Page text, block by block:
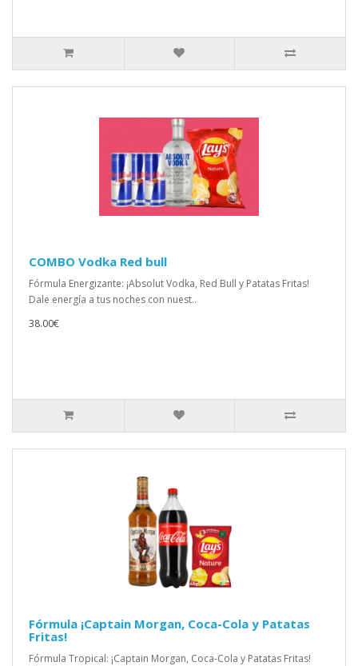
COMBO Vodka Red bull
Fórmula Energizante: ¡Absolut Vodka, Red Bull y Patatas Fritas!
Dale energía a tus noches con nuest..
38.00€
Fórmula ¡Captain Morgan, Coca-Cola y Patatas
Fritas!
Fórmula Tropical: ¡Captain Morgan, Coca-Cola y Patatas Fritas!